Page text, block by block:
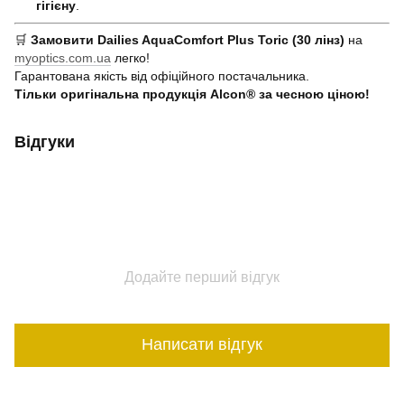
гігієну.
🛒 Замовити Dailies AquaComfort Plus Toric (30 лінз) на
myoptics.com.ua легко!
Гарантована якість від офіційного постачальника.
Тільки оригінальна продукція Alcon® за чесною ціною!
Відгуки
Додайте перший відгук
Написати відгук